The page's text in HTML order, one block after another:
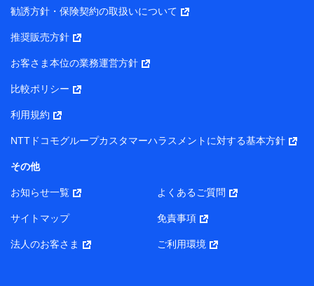
上記に係る案内・手続き・管理等付帯業務を行うため
所・代表者名】
り）
株式会社NTTドコモ・フィナンシャルグループ 代表取締役
社長 廣井 孝史
東京都中央区日本橋人形町2-14-10 アーバンネット日本橋
株式会社ドコモ・インシュアランス 代表取締役社長 吉
村 忠義
また当社は、オンライン面談による保険のご相談にあたっ
勧誘方針・保険契約の取扱いについて
推奨販売方針
お客さま本位の業務運営方針
比較ポリシー
利用規約
NTTドコモグループカスタマーハラスメントに対する基本方針
その他
お知らせ一覧 よくあるご質問
サイトマップ 免責事項
法人のお客さま ご利用環境